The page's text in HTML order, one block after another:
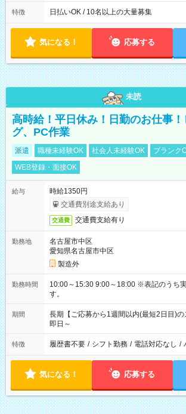
り ※夜勤シフトあり
特徴 日払いOK / 10名以上の大量募集
気になる！ 応募する
未読
高時給！平日休み！日勤のお仕事
グ、PC作業
派遣 職種未経験OK 社会人未経験OK
ブランク
WEB登録・面接OK
給与
時給1350円
交通費別途支給あり
交通費 交通費支給有り
勤務地
名古屋市中区
愛知県名古屋市中区
製造外
勤務時間
10:00～15:30 9:00～18:00 ※表記のうち実働5時間から8時間で
す。
期間
長期【ご応募から1週間以内(最短2日目)の
即日～
特徴 履歴書不要 / シフト勤務 / 電話対応なし /
気になる！ 応募する